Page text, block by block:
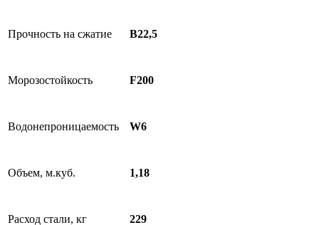
Прочность на сжатие В22,5
Морозостойкость F200
Водонепроницаемость W6
Объем, м.куб. 1,18
Расход стали, кг 229